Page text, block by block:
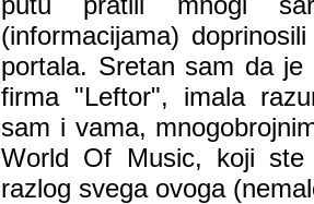
doprinosili vrijednosti i
sam da je i moj web
imala razumijevanja za
mnogobrojnim
Music, koji ste ga
ovoga (nemalog) rada.